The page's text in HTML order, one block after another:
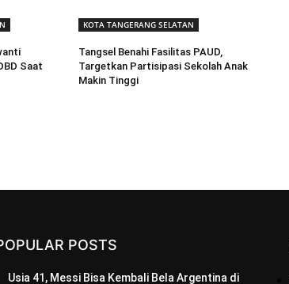
Saat
KOTA TANGERANG SELATAN
Tangsel Benahi Fasilitas PAUD,
Targetkan Partisipasi Sekolah Anak
Makin Tinggi
POSTS
Usia 41, Messi Bisa Kembali Bela Argentina di